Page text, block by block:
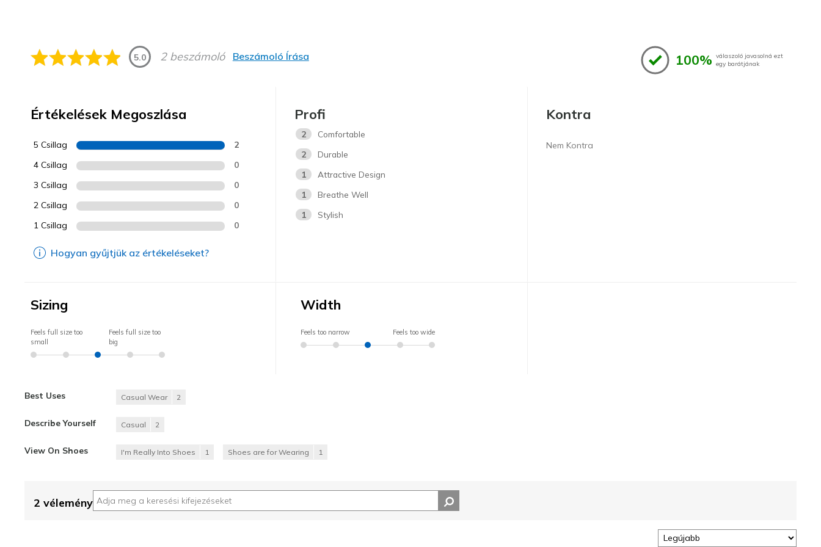
5.0 2 beszámoló Beszámoló Írása 100% válaszoló javasolná ezt
egy barátjának
Értékelések Megoszlása
5 Csillag 2
4 Csillag 0
3 Csillag 0
2 Csillag 0
1 Csillag 0
Hogyan gyűjtjük az értékeléseket?
Profi
2
Comfortable
2
Durable
1
Attractive Design
1
Breathe Well
1
Stylish
Kontra
Nem Kontra
Sizing
Feels full size too
small
Feels full size too
big
Width
Feels too narrow Feels too wide
Best Uses Casual Wear 2
Describe Yourself Casual 2
View On Shoes I'm Really Into Shoes 1 Shoes are for Wearing 1
2 vélemény